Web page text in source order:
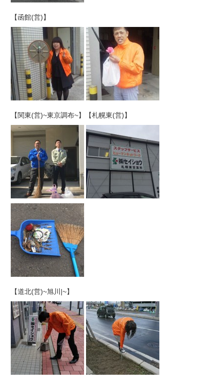
【函館(営)】
【関東(営)~東京調布~】【札幌東(営)】
【道北(営)~旭川|~】